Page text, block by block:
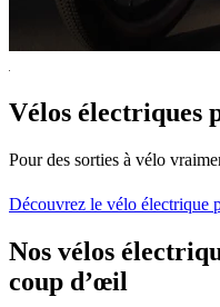
Vélos électriques
Pour des sorties à vélo
Découvrez le vélo électrique
Nos vélos
coup d’œil